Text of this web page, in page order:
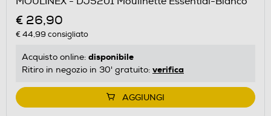
€ 26,90
€ 44,99 consigliato
Acquisto online: disponibile
Ritiro in negozio in 30' gratuito: verifica
AGGIUNGI